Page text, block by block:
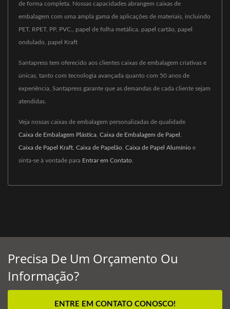
de forma completa. Nossas capacidades abrangem caixas de
embalagem com uma ampla gama de aplicações de materiais, incluindo
PET, RPET, PP, PVC., papel de folha metálica, papel cartão, papel
ondulado, papel Kraft
Santapress tem oferecido aos clientes caixas de embalagem criativas e
únicas, tanto com tecnologia avançada quanto com 50 anos de
experiência, Santapress garante que as demandas de cada cliente sejam
atendidas.
Veja nossas caixas de embalagem personalizadas de qualidade
Caixa de Embalagem Plástica Caixa de Embalagem de Papel
Caixa de Papel Kraft Caixa de Papelão Caixa de Papel Alumínio e
sinta-se à vontade para Entrar em Contato
Precisa De Um Orçamento Ou
Informação?
ENTRE EM CONTATO CONOSCO!